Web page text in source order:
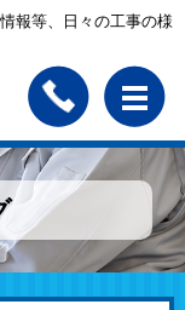
報等、日々の工事の様